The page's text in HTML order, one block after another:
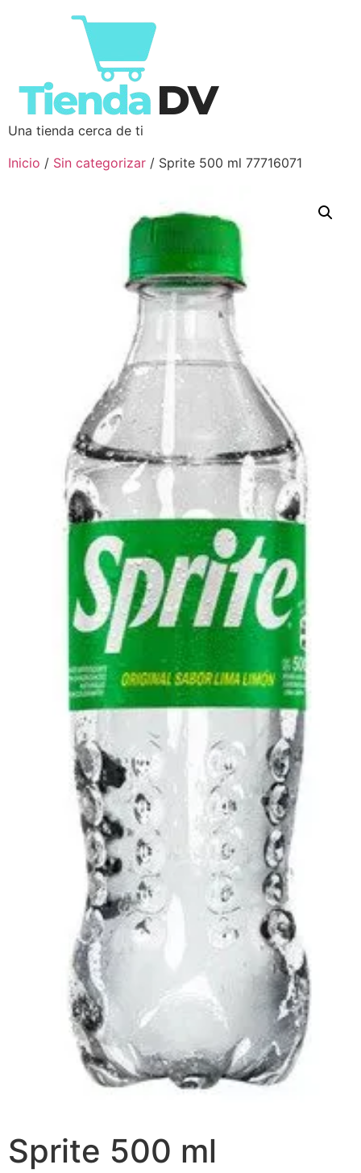
Una tienda cerca de ti
Inicio / Sin categorizar / Sprite 500 ml 77716071
Sprite 500 ml